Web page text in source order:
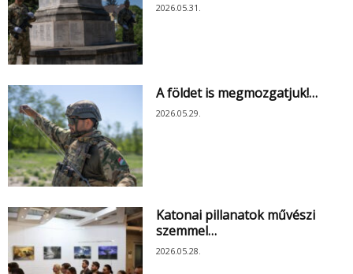
2026.05.31.
A földet is megmozgatjuk!…
2026.05.29.
Katonai pillanatok művészi
szemmel…
2026.05.28.